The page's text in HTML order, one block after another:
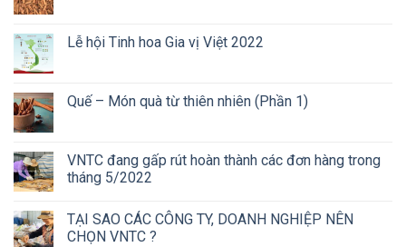
Lễ hội Tinh hoa Gia vị Việt 2022
Quế – Món quà từ thiên nhiên (Phần 1)
VNTC đang gấp rút hoàn thành các đơn hàng trong
tháng 5/2022
TẠI SAO CÁC CÔNG TY, DOANH NGHIỆP NÊN
CHỌN VNTC ?